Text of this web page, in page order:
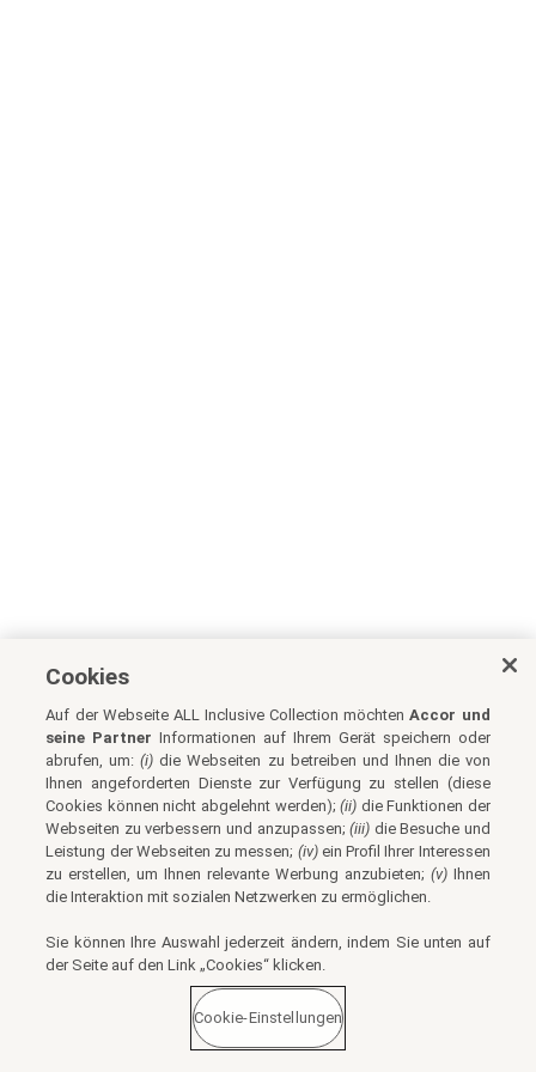
Cookies
Auf der Webseite ALL Inclusive Collection möchtenAccor und
seine Partner Informationen auf Ihrem Gerät speichern oder
abrufen, um:(i) die Webseiten zu betreiben und Ihnen die von
Ihnen angeforderten Dienste zur Verfügung zu stellen (diese
Cookies können nicht abgelehnt werden);(ii) die Funktionen der
Webseiten zu verbessern und anzupassen;(iii) die Besuche und
Leistung der Webseiten zu messen; (iv)ein Profil Ihrer Interessen
zu erstellen, um Ihnen relevante Werbung anzubieten; (v)Ihnen
die Interaktion mit sozialen Netzwerken zu ermöglichen.
Sie können Ihre Auswahl jederzeit ändern, indem Sie unten auf
der Seite auf den Link „Cookies“ klicken.
Cookie-Einstellungen